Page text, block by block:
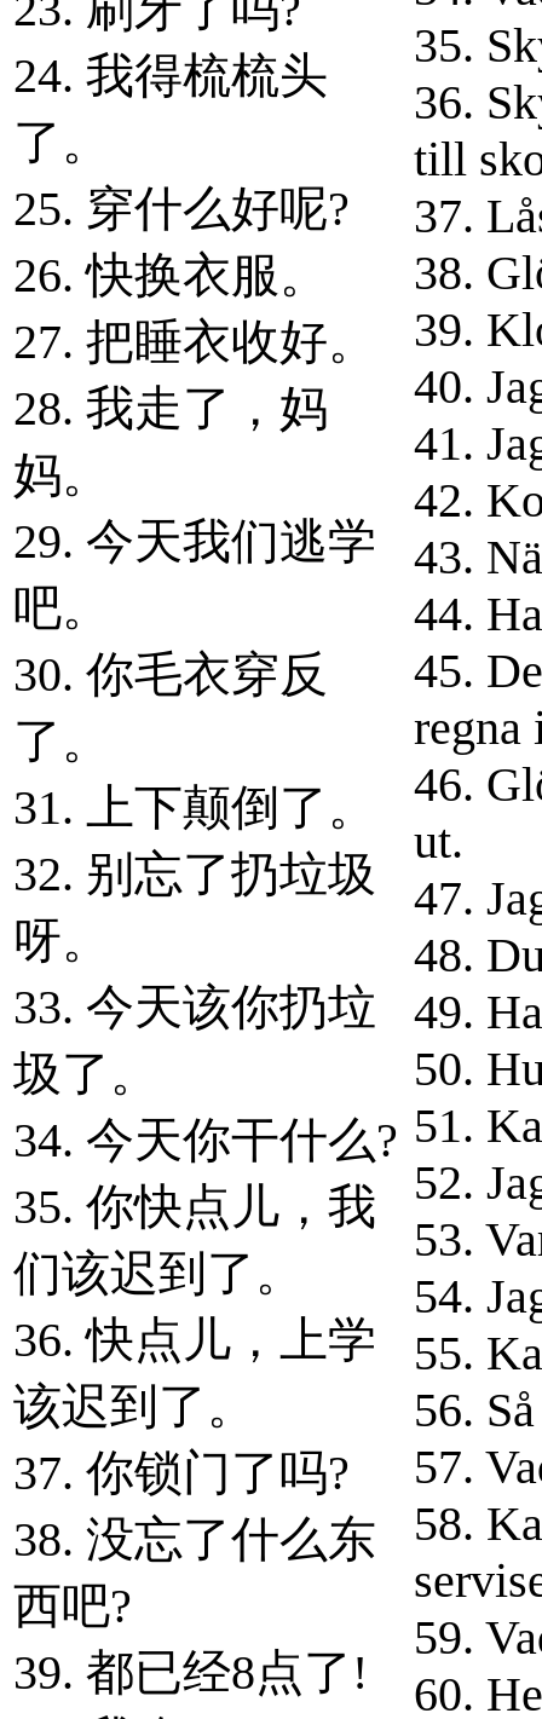
24. 我得梳梳头
了。
25. 穿什么好呢?
26. 快换衣服。
27. 把睡衣收好。
28. 我走了，妈
妈。
29. 今天我们逃学
吧。
30. 你毛衣穿反
了。
31. 上下颠倒了。
32. 别忘了扔垃圾
呀。
33. 今天该你扔垃
圾了。
34. 今天你干什么?
35. 你快点儿，我
们该迟到了。
36. 快点儿，上学
该迟到了。
37. 你锁门了吗?
38. 没忘了什么东
西吧?
39. 都已经8点了!
35.
36.
till
37.
38.
39.
40.
41.
42.
43.
44.
45.
regna
46.
ut.
47.
48.
49.
50.
51.
52.
53.
54.
55.
56.
57.
58.
59.
60.